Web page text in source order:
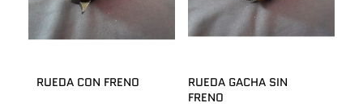
RUEDA CON FRENO
RUEDA GACHA SIN
FRENO